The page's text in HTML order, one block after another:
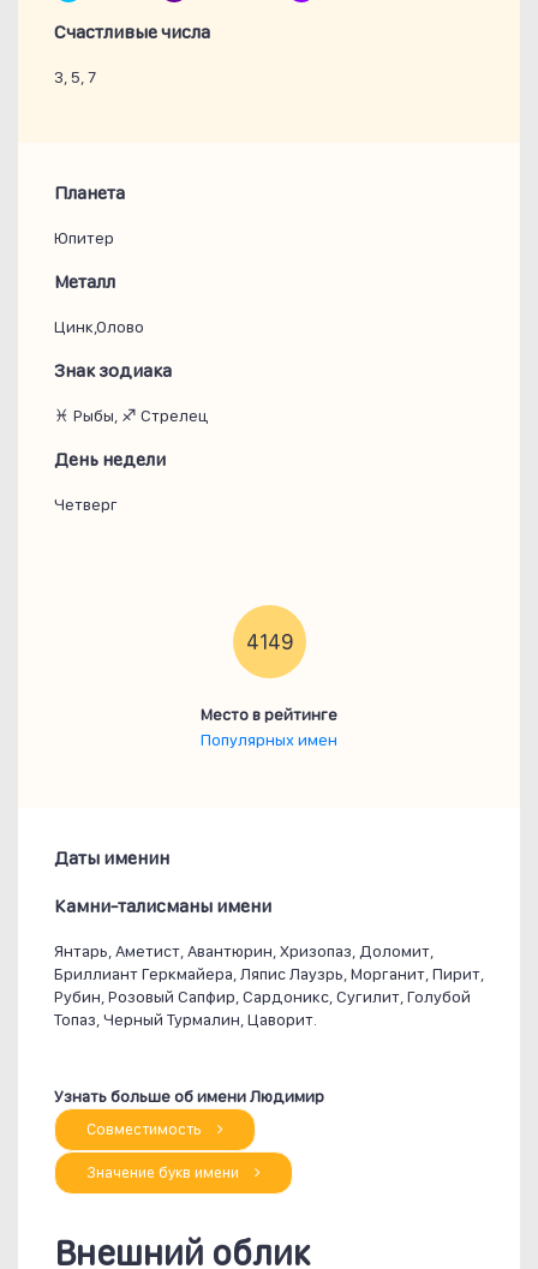
Счастливые числа
3, 5, 7
Планета
Юпитер
Металл
Цинк,Олово
Знак зодиака
♓ Рыбы, ♐ Стрелец
День недели
Четверг
4149
Место в рейтинге
Популярных имен
Даты именин
Камни-талисманы имени
Янтарь, Аметист, Авантюрин, Хризопаз, Доломит,
Бриллиант Геркмайера, Ляпис Лаузрь, Морганит, Пирит,
Рубин, Розовый Сапфир, Сардоникс, Сугилит, Голубой
Топаз, Черный Турмалин, Цаворит.
Узнать больше об имени Людимир
Совместимость
Значение букв имени
Внешний облик